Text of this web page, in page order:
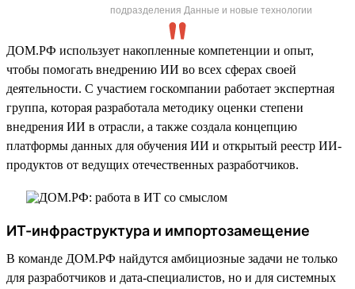
подразделения Данные и новые технологии
ДОМ.РФ использует накопленные компетенции и опыт,
чтобы помогать внедрению ИИ во всех сферах своей
деятельности. С участием госкомпании работает экспертная
группа, которая разработала методику оценки степени
внедрения ИИ в отрасли, а также создала концепцию
платформы данных для обучения ИИ и открытый реестр ИИ-
продуктов от ведущих отечественных разработчиков.
ИТ-инфраструктура и импортозамещение
В команде ДОМ.РФ найдутся амбициозные задачи не только
для разработчиков и дата-специалистов, но и для системных